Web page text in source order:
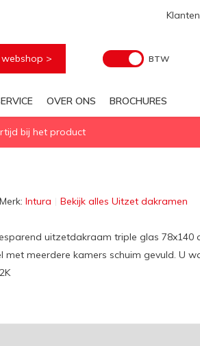
Voor elke geïsoleerd daglichtoplossing
> BTW
OVER ONS BROCHURES
bij het product
Merk: Intura Bekijk alles Uitzet dakramen
uitzetdakraam triple glas 78x140
met meerdere kamers schuim gevuld. U